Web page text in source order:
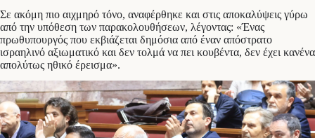
Σε ακόμη πιο αιχμηρό τόνο, αναφέρθηκε και στις αποκαλύψεις γύρω
από την υπόθεση των παρακολουθήσεων, λέγοντας: «Ένας
πρωθυπουργός που εκβιάζεται δημόσια από έναν απόστρατο
ισραηλινό αξιωματικό και δεν τολμά να πει κουβέντα, δεν έχει κανένα
απολύτως ηθικό έρεισμα».